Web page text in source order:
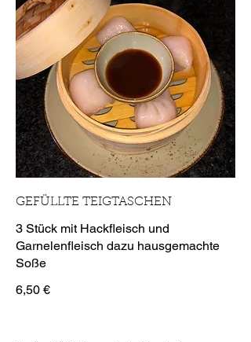
GEFÜLLTE TEIGTASCHEN
3 Stück mit Hackfleisch und
Garnelenfleisch dazu hausgemachte
Soße
6,50 €